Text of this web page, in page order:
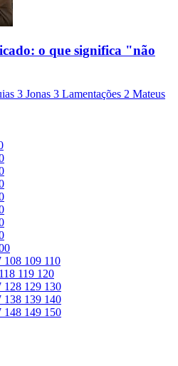
o que significa "não
3 Jonas 3 Lamentações 2 Mateus
108 109 110
118 119 120
128 129 130
138 139 140
148 149 150